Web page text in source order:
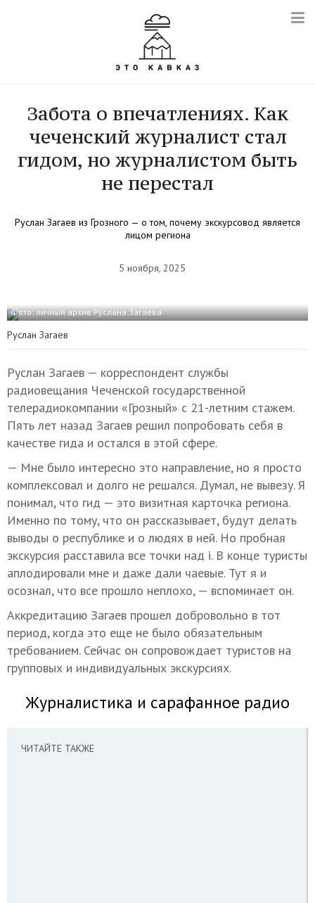
Забота о впечатлениях. Как
чеченский журналист стал
гидом, но журналистом быть
не перестал
Руслан Загаев из Грозного — о том, почему экскурсовод является
лицом региона
5 ноября, 2025
Фото: личный архив Руслана Загаева
Руслан Загаев
Руслан Загаев — корреспондент службы
радиовещания Чеченской государственной
телерадиокомпании «Грозный» с 21-летним стажем.
Пять лет назад Загаев решил попробовать себя в
качестве гида и остался в этой сфере.
— Мне было интересно это направление, но я просто
комплексовал и долго не решался. Думал, не вывезу. Я
понимал, что гид — это визитная карточка региона.
Именно по тому, что он рассказывает, будут делать
выводы о республике и о людях в ней. Но пробная
экскурсия расставила все точки над і. В конце туристы
аплодировали мне и даже дали чаевые. Тут я и
осознал, что все прошло неплохо, — вспоминает он.
Аккредитацию Загаев прошел добровольно в тот
период, когда это еще не было обязательным
требованием. Сейчас он сопровождает туристов на
групповых и индивидуальных экскурсиях.
Журналистика и сарафанное радио
ЧИТАЙТЕ ТАКЖЕ